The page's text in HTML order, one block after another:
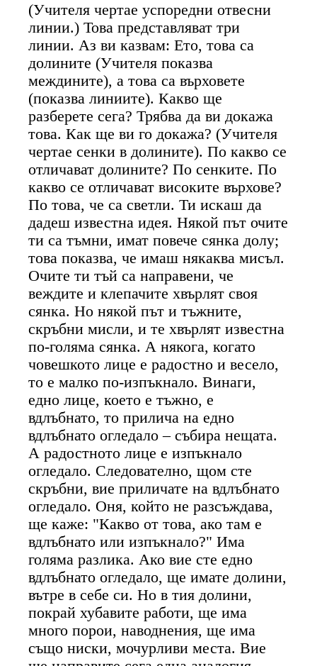
(Учителя чертае успоредни отвесни
линии.) Това представляват три
линии. Аз ви казвам: Ето, това са
долините (Учителя показва
междините), а това са върховете
(показва линиите). Какво ще
разберете сега? Трябва да ви докажа
това. Как ще ви го докажа? (Учителя
чертае сенки в долините). По какво се
отличават долините? По сенките. По
какво се отличават високите върхове?
По това, че са светли. Ти искаш да
дадеш известна идея. Някой път очите
ти са тъмни, имат повече сянка долу;
това показва, че имаш някаква мисъл.
Очите ти тъй са направени, че
веждите и клепачите хвърлят своя
сянка. Но някой път и тъжните,
скръбни мисли, и те хвърлят известна
по-голяма сянка. А някога, когато
човешкото лице е радостно и весело,
то е малко по-изпъкнало. Винаги,
едно лице, което е тъжно, е
вдлъбнато, то прилича на едно
вдлъбнато огледало – събира нещата.
А радостното лице е изпъкнало
огледало. Следователно, щом сте
скръбни, вие приличате на вдлъбнато
огледало. Оня, който не разсъждава,
ще каже: "Какво от това, ако там е
вдлъбнато или изпъкнало?" Има
голяма разлика. Ако вие сте едно
вдлъбнато огледало, ще имате долини,
вътре в себе си. Но в тия долини,
покрай хубавите работи, ще има
много порои, наводнения, ще има
също ниски, мочурливи места. Вие